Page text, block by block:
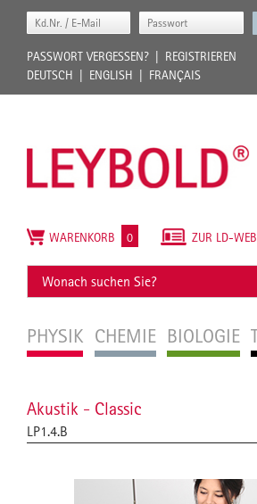
PASSWORT VERGESSEN?
REGISTRIEREN
DEUTSCH
ENGLISH FRANÇAIS
PHYSIK CHEMIE BIOLOGIE
ZUR LD-
WARENKORB 0
Akustik - Classic
LP1.4.B